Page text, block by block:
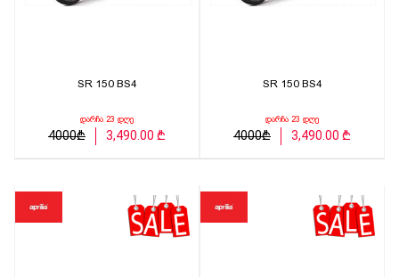
SR 150 BS4
დარჩა 23 დღე
4000₾ 3,490.00 ₾
SR 150 BS4
დარჩა 23 დღე
4000₾ 3,490.00 ₾